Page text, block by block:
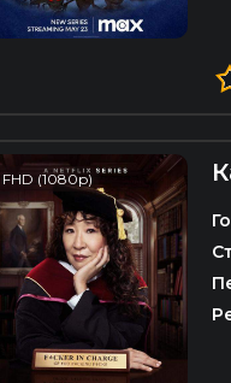
FHD (1080p)